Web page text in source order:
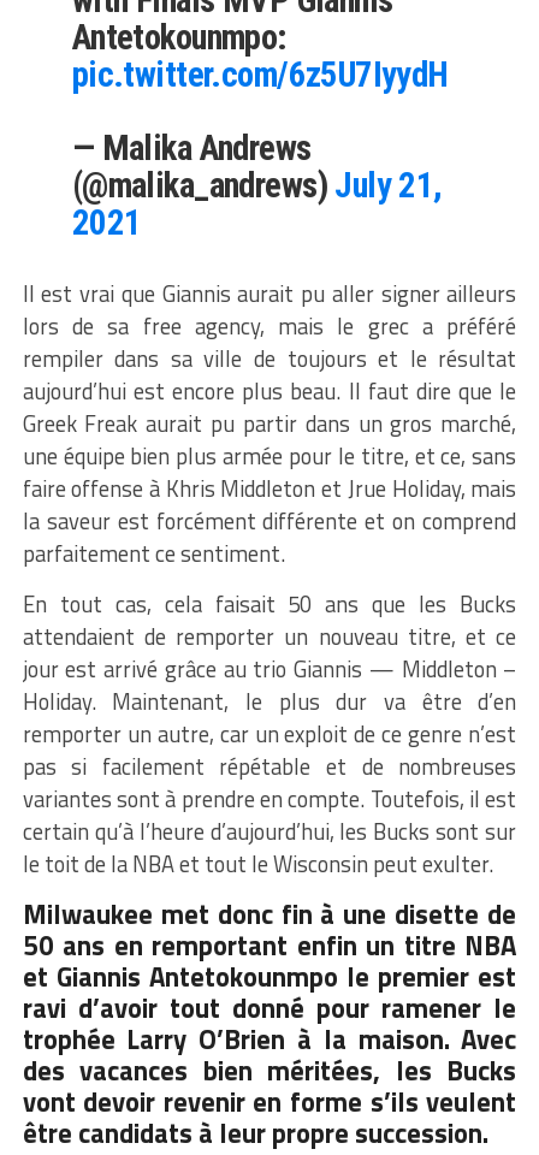
Antetokounmpo:
pic.twitter.com/6z5U7IyydH
— Malika Andrews
(@malika_andrews) July 21,
2021
Il est vrai que Giannis aurait pu aller signer ailleurs
lors de sa free agency, mais le grec a préféré
rempiler dans sa ville de toujours et le résultat
aujourd’hui est encore plus beau. Il faut dire que le
Greek Freak aurait pu partir dans un gros marché,
une équipe bien plus armée pour le titre, et ce, sans
faire offense à Khris Middleton et Jrue Holiday, mais
la saveur est forcément différente et on comprend
parfaitement ce sentiment.
En tout cas, cela faisait 50 ans que les Bucks
attendaient de remporter un nouveau titre, et ce
jour est arrivé grâce au trio Giannis — Middleton –
Holiday. Maintenant, le plus dur va être d’en
remporter un autre, car un exploit de ce genre n’est
pas si facilement répétable et de nombreuses
variantes sont à prendre en compte. Toutefois, il est
certain qu’à l’heure d’aujourd’hui, les Bucks sont sur
le toit de la NBA et tout le Wisconsin peut exulter.
Milwaukee met donc fin à une disette de
50 ans en remportant enfin un titre NBA
et Giannis Antetokounmpo le premier est
ravi d’avoir tout donné pour ramener le
trophée Larry O’Brien à la maison. Avec
des vacances bien méritées, les Bucks
vont devoir revenir en forme s’ils veulent
être candidats à leur propre succession.